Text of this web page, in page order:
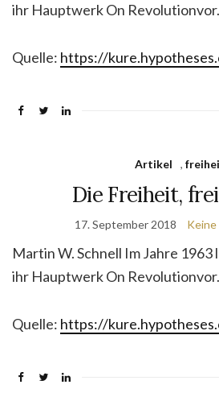
ihr Hauptwerk On
Quelle: https://
Artikel ,
Die Freiheit,
17. September 2018
Martin W. Schnell Im Jahre
ihr Hauptwerk On
Quelle: https://